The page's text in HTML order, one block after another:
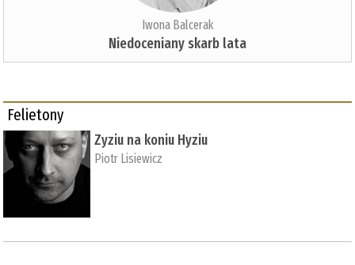
Iwona Balcerak
Niedoceniany skarb lata
Felietony
Zyziu na koniu Hyziu
Piotr Lisiewicz